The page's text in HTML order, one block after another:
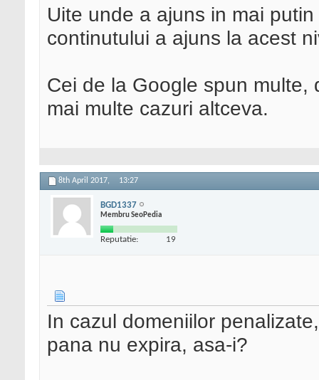
Uite unde a ajuns in mai
continutului a ajuns la acest
Cei de la Google spun
mai multe cazuri altceva.
8th April 2017, 13:27
BGD1337
Membru SeoPedia
Reputatie: 19
In cazul domeniilor
pana nu expira, asa-i?